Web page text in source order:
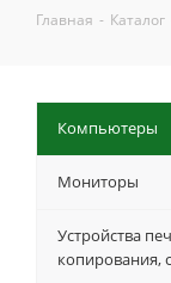
Главная - Каталог
Компьютеры
Мониторы
Устройства
копирования,